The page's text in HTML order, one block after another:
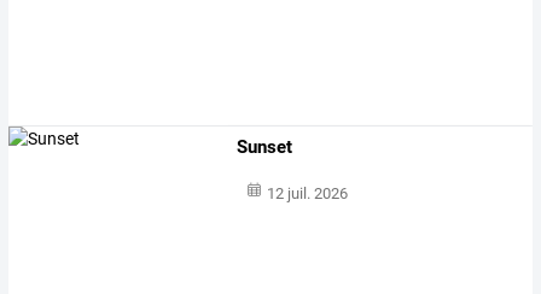
Sunset
12 juil. 2026